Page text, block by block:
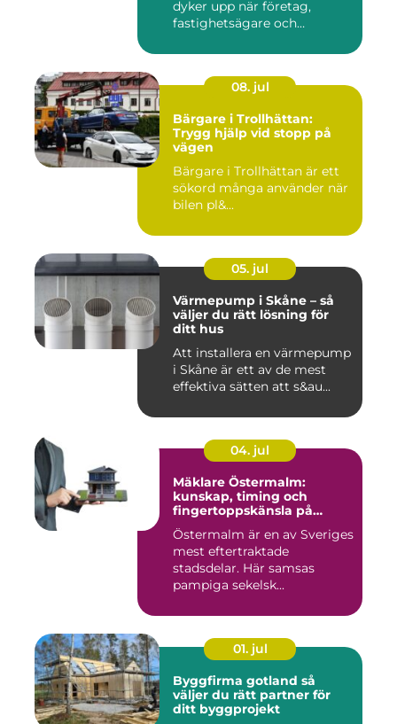
dyker upp när företag,
fastighetsägare och
08. jul
Bärgare i Trollhättan:
Trygg hjälp vid stopp på
vägen
Bärgare i Trollhättan är ett
sökord många använder när
bilen pl&...
05. jul
Värmepump i Skåne – så
väljer du rätt lösning för
ditt hus
Att installera en värmepump
i Skåne är ett av de mest
effektiva sätten att s&au...
04. jul
Mäklare Östermalm:
kunskap, timing och
fingertoppskänsla på
stockholms mest klassiska
adress
Östermalm är en av Sveriges
mest eftertraktade
stadsdelar. Här samsas
pampiga sekelsk...
01. jul
Byggfirma gotland så
väljer du rätt partner för
ditt byggprojekt